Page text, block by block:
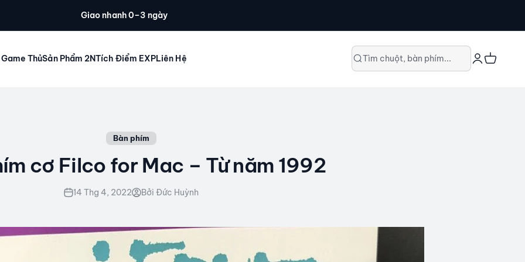
Giao nhanh 0–3 ngày
ThủSản Phẩm 2NTích Điểm EXPLiên Hệ Tìm chuột, bàn phím... Đăng nhập
Giỏ hàng
Bàn phím
cơ Filco for Mac – Từ năm 1992
14 Thg 4, 2022 Bởi Đức Huỳnh